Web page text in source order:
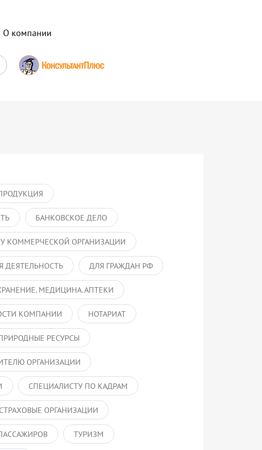
О компании
БАНКОВСКОЕ ДЕЛО
КОММЕРЧЕСКОЙ ОРГАНИЗАЦИИ
ДЕЯТЕЛЬНОСТЬ ДЛЯ ГРАЖДАН РФ
МЕДИЦИНА. АПТЕКИ
КОМПАНИИ НОТАРИАТ
РЕСУРСЫ
ОРГАНИЗАЦИИ
СПЕЦИАЛИСТУ ПО КАДРАМ
СТРАХОВЫЕ ОРГАНИЗАЦИИ
ТУРИЗМ